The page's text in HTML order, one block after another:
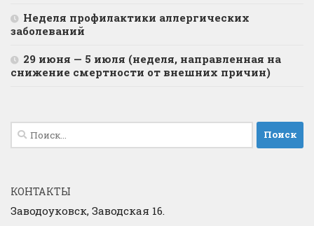
Неделя профилактики аллергических
заболеваний
29 июня — 5 июля (неделя, направленная на
снижение смертности от внешних причин)
Найти:
КОНТАКТЫ
Заводоуковск, Заводская 16.